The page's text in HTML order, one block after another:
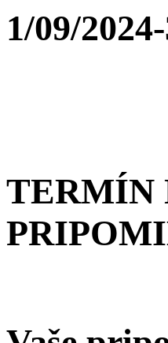
1/09/
TERMÍN